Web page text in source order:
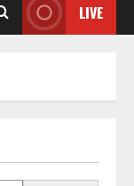
LIVE